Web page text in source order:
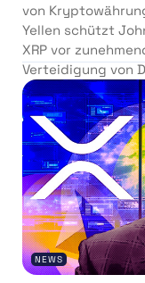
von
Yellen schützt
XRP vor
Verteidigung von
NEWS